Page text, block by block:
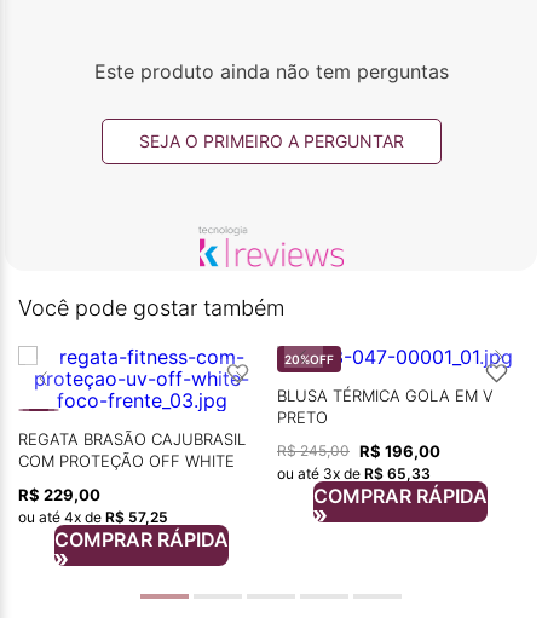
Este produto ainda não tem perguntas
SEJA O PRIMEIRO A PERGUNTAR
Você pode gostar também
REGATA BRASÃO CAJUBRASIL
COM PROTEÇÃO OFF WHITE
R$ 229,00
ou até 4x de R$ 57,25
COMPRAR RÁPIDA
20%OFF
BLUSA TÉRMICA GOLA EM V
PRETO
R$ 245,00 R$ 196,00
ou até 3x de R$ 65,33
COMPRAR RÁPIDA